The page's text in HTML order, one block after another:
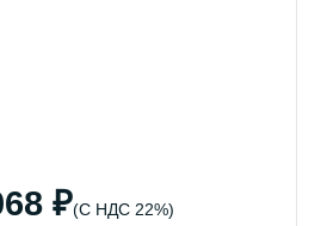
₽(С НДС 22%)